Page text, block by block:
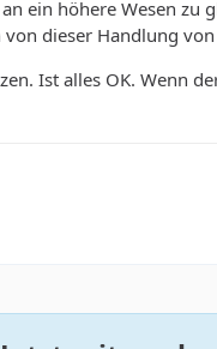
ein höhere Wesen
dieser Handlung
Ist alles OK. Wenn